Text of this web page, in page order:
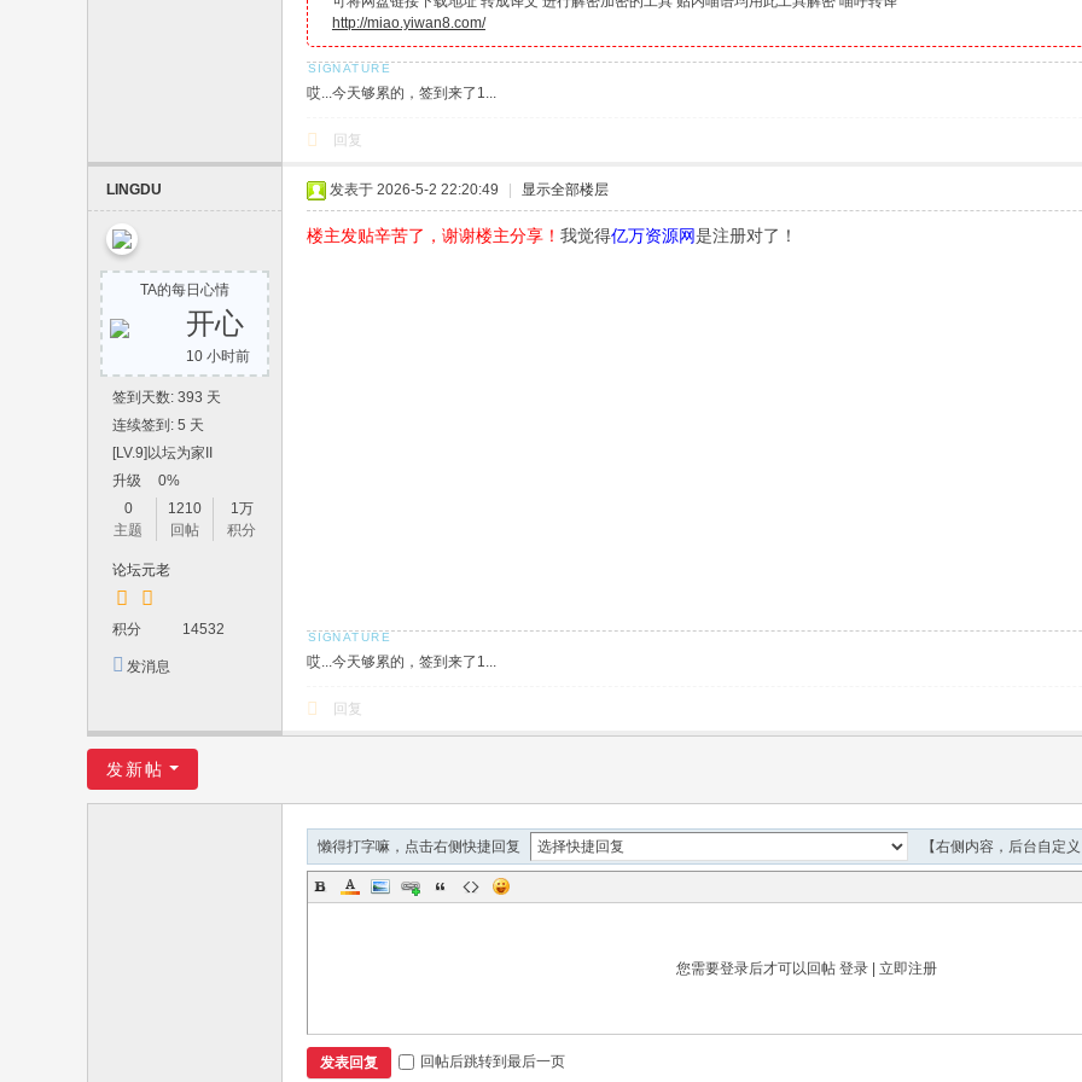
http://miao.yiwan8.com/
哎...今天够累的，签到来了1...
回复
LINGDU
TA的每日心情
开心
10 小时前
签到天数: 393 天
连续签到: 5 天
[LV.9]以坛为家II
升级
0%
0
主题
1210
回帖
1万
积分
论坛元老
积分 14532
发消息
发表于 2026-5-2 22:20:49 显示全部楼层
楼主发贴辛苦了，谢谢楼主分享！ 我觉得亿万资源网是注册对了！
哎...今天够累的，签到来了1...
回复
发新帖
懒得打字嘛，点击右侧快捷回复 【右侧内容，后台自定
您需要登录后才可以回帖 登录| 立即注册
发表回复 回帖后跳转到最后一页